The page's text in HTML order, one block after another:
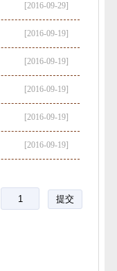
[2016-09-29]
[2016-09-19]
[2016-09-19]
[2016-09-19]
[2016-09-19]
[2016-09-19]